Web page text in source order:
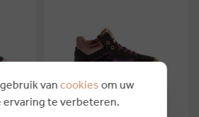
van cookies om uw
ervaring te verbeteren.